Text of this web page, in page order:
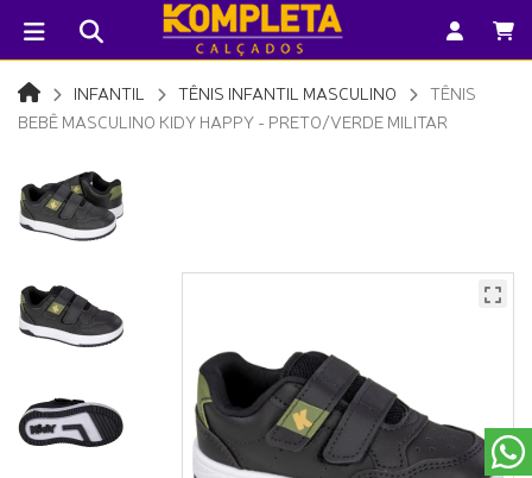
INFANTIL TÊNIS INFANTIL MASCULINO
TÊNIS
BEBÊ MASCULINO KIDY HAPPY - PRETO/VERDE MILITAR